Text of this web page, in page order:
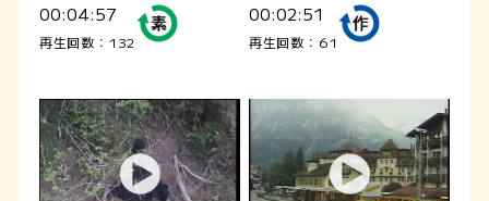
00:04:57
再生回数：132
00:02:51
再生回数：61